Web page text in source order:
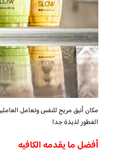
مكان أنيق مريح للنفس وتعامل
الفطور لذيذة جدا
أفضل ما يقدمه الكافيه